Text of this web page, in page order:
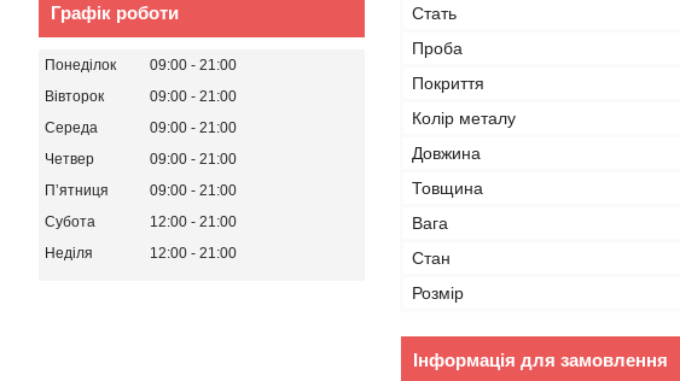
Стать
Проба
Покриття
Колір металу
Довжина
Товщина
Вага
Стан
Розмір
Інформація для замовлення
Графік роботи
Понеділок 09:00
21:00
Вівторок
09:00
21:00
Середа
09:00
21:00
Четвер
09:00
21:00
Пʼятниця
09:00
21:00
Субота
12:00
21:00
Неділя
12:00 21:00